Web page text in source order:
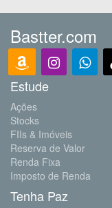
Bastter.com
Estude
Ações
Stocks
FIIs & Imóveis
Reserva de Valor
Renda Fixa
Imposto de Renda
Tenha Paz